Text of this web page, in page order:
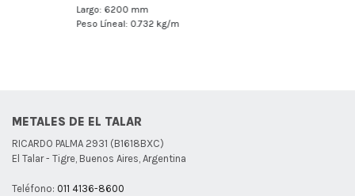
Largo: 6200 mm
Peso Líneal: 0.732 kg/m
METALES DE EL TALAR
RICARDO PALMA 2931 (B1618BXC)
El Talar - Tigre, Buenos Aires, Argentina
Teléfono: 011 4136-8600